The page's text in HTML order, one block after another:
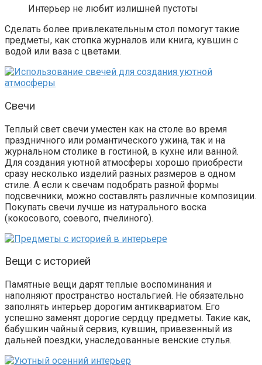
Интерьер не любит излишней пустоты
Сделать более привлекательным стол помогут такие
предметы, как стопка журналов или книга, кувшин с
водой или ваза с цветами.
Свечи
Теплый свет свечи уместен как на столе во время
праздничного или романтического ужина, так и на
журнальном столике в гостиной, в кухне или ванной.
Для создания уютной атмосферы хорошо приобрести
сразу несколько изделий разных размеров в одном
стиле. А если к свечам подобрать разной формы
подсвечники, можно составлять различные композиции.
Покупать свечи лучше из натурального воска
(кокосового, соевого, пчелиного).
Вещи с историей
Памятные вещи дарят теплые воспоминания и
наполняют пространство ностальгией. Не обязательно
заполнять интерьер дорогим антиквариатом. Его
успешно заменят дорогие сердцу предметы. Такие как,
бабушкин чайный сервиз, кувшин, привезенный из
дальней поездки, унаследованные венские стулья.